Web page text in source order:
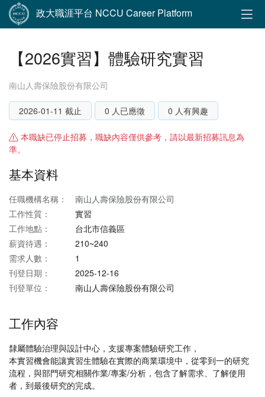
政大職涯平台 NCCU Career Platform
【2026實習】體驗研究實習
南山人壽保險股份有限公司
2026-01-11 截止 0 人已應徵 0 人有興趣
本職缺已停止招募，職缺內容僅供參考，請以最新招募訊息為
準。
基本資料
任職機構名稱：
南山人壽保險股份有限公司
工作性質：
實習
工作地點：
台北市信義區
薪資待遇：
210~240
需求人數：
1
刊登日期：
2025-12-16
刊登單位：
南山人壽保險股份有限公司
工作內容
隸屬體驗治理與設計中心，支援專案體驗研究工作，
本實習機會能讓實習生體驗在實際的商業環境中，從零到一的研究
流程，與部門研究相關作業/專案/分析，包含了解需求、了解使用
者，到最後研究的完成。